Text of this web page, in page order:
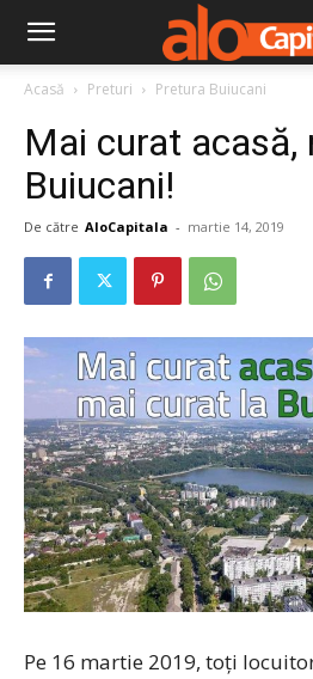
Acasă Preturi Pretura Buiucani
Mai curat acasă,
Buiucani!
De către AloCapitala - martie 14, 2019
Pe 16 martie 2019, toți